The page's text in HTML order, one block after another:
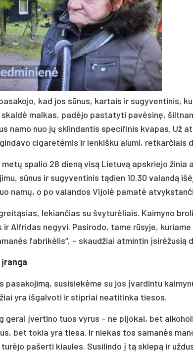
kad jos sūnus, kartais ir sugyventinis,
malkas, padėjo pastatyti pavėsinę,
namo nuo jų sklindantis specifinis kvapas. Už
cigaretėmis ir lenkišku alumi, retkarčiais
spalio 28 dieną visą Lietuvą apskriejo žinia
sūnus ir sugyventinis tądien 10.30 valandą
namų, o po valandos Vijolė pamatė
lekiančias su švyturėliais. Kaimyno
ir Alfridas negyvi. Pasirodo, tame rūsyje,
fabrikėlis“, – skaudžiai atmintin įsirėžusią
pasakojimą, susisiekėme su jos įvardintu
yra išgalvoti ir stipriai neatitinka tiesos.
gerai įvertino tuos vyrus – ne pijokai, bet
bet tokia yra tiesa. Ir niekas tos samanės
pašerti kiaules. Susilindo į tą sklepą ir